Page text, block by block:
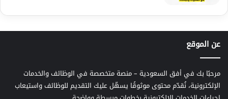
عن الموقع
مرحبًا بك في أفق السعودية – منصة متخصصة في الوظائف والخدمات
الإلكترونية، نُقدّم محتوى موثوقًا يسهّل عليك التقديم للوظائف واستيعاب